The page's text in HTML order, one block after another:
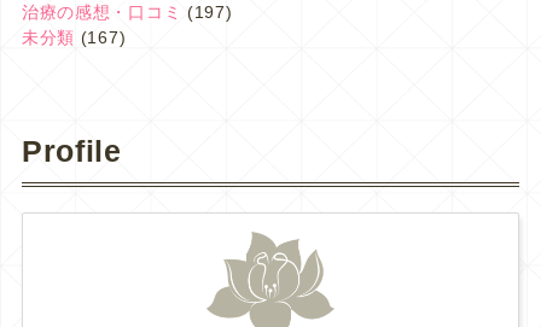
治療の感想・口コミ (197)
未分類 (167)
Profile